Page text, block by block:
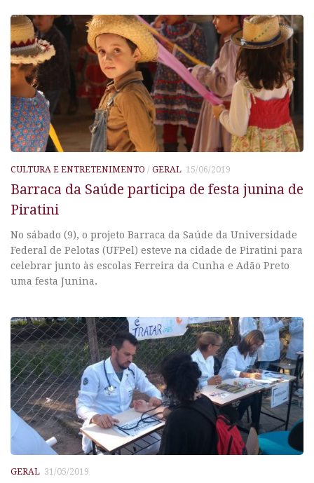
CULTURA E ENTRETENIMENTO / GERAL 15/06/2019
Barraca da Saúde participa de festa junina de
Piratini
No sábado (9), o projeto Barraca da Saúde da Universidade
Federal de Pelotas (UFPel) esteve na cidade de Piratini para
celebrar junto às escolas Ferreira da Cunha e Adão Preto
uma festa Junina.
GERAL 31/05/2019